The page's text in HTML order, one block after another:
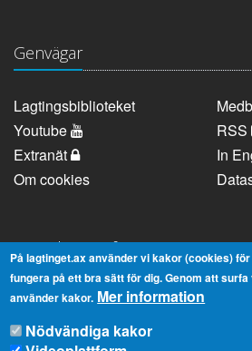
Genvägar
Lagtingsbiblioteket
Youtube
RSS
Extranät
In
Om cookies
Kontaktuppgifter
Strandgatan 37, AX-22100
Telefonnummer:
+358 18 25000
På lagtinget.ax använder vi kakor (cookies)
fungera på ett bra sätt för dig. Genom att
använder kakor. Mer information
Nödvändiga kakor